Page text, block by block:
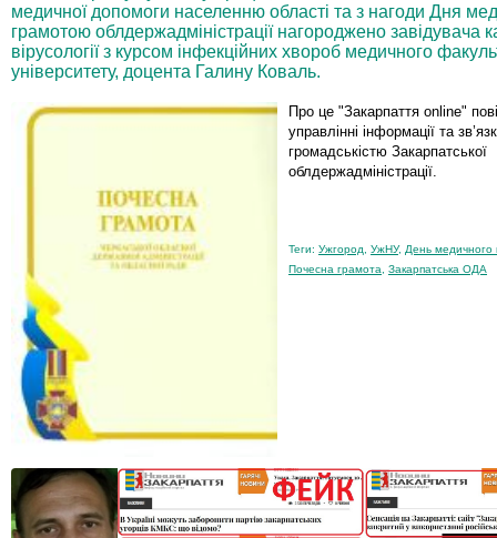
медичної допомоги населенню області та з нагоди Дня
грамотою облдержадміністрації нагороджено завідувача
вірусології з курсом інфекційних хвороб медичного
університету, доцента Галину Коваль.
Про це "Закарпаття online"
управлінні інформації та
громадськістю Закарпатської
облдержадміністрації.
Теги: Ужгород УжНУ, День медичного
Почесна грамота
Закарпатська ОДА